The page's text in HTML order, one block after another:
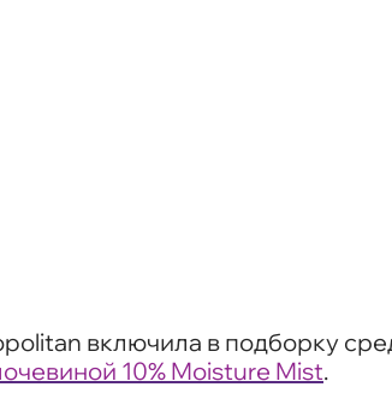
включила в подборку
10% Moisture Mist.